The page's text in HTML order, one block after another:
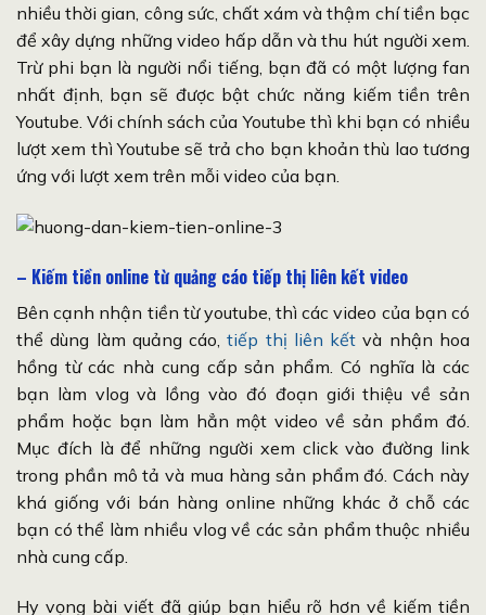
nhiều thời gian, công sức, chất xám và thậm chí tiền bạc
để xây dựng những video hấp dẫn và thu hút người xem.
Trừ phi bạn là người nổi tiếng, bạn đã có một lượng fan
nhất định, bạn sẽ được bật chức năng kiếm tiền trên
Youtube. Với chính sách của Youtube thì khi bạn có nhiều
lượt xem thì Youtube sẽ trả cho bạn khoản thù lao tương
ứng với lượt xem trên mỗi video của bạn.
– Kiếm tiền online từ quảng cáo tiếp thị liên kết video
Bên cạnh nhận tiền từ youtube, thì các video của bạn có
thể dùng làm quảng cáo,tiếp thị liên kết và nhận hoa
hồng từ các nhà cung cấp sản phẩm. Có nghĩa là các
bạn làm vlog và lồng vào đó đoạn giới thiệu về sản
phẩm hoặc bạn làm hẳn một video về sản phẩm đó.
Mục đích là để những người xem click vào đường link
trong phần mô tả và mua hàng sản phẩm đó. Cách này
khá giống với bán hàng online những khác ở chỗ các
bạn có thể làm nhiều vlog về các sản phẩm thuộc nhiều
nhà cung cấp.
Hy vọng bài viết đã giúp bạn hiểu rõ hơn về kiếm tiền